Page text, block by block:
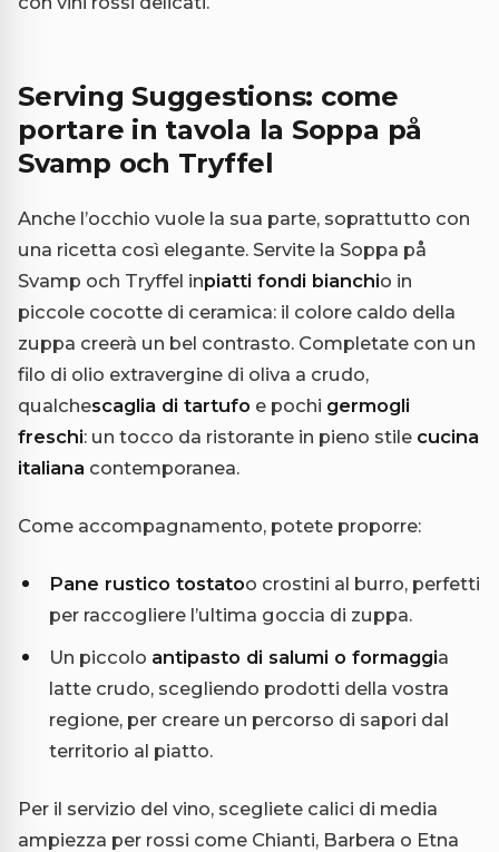
Serving Suggestions: come
portare in tavola la Soppa på
Svamp och Tryffel
Anche l’occhio vuole la sua parte, soprattutto con
una ricetta così elegante. Servite la Soppa på
Svamp och Tryffel inpiatti fondi bianchio in
piccole cocotte di ceramica: il colore caldo della
zuppa creerà un bel contrasto. Completate con un
filo di olio extravergine di oliva a crudo,
qualchescaglia di tartufo e pochi germogli
freschi: un tocco da ristorante in pieno stile cucina
italiana contemporanea.
Come accompagnamento, potete proporre:
Pane rustico tostatoo crostini al burro, perfetti
per raccogliere l’ultima goccia di zuppa.
Un piccolo antipasto di salumi o formaggia
latte crudo, scegliendo prodotti della vostra
regione, per creare un percorso di sapori dal
territorio al piatto.
Per il servizio del vino, scegliete calici di media
ampiezza per rossi come Chianti, Barbera o Etna